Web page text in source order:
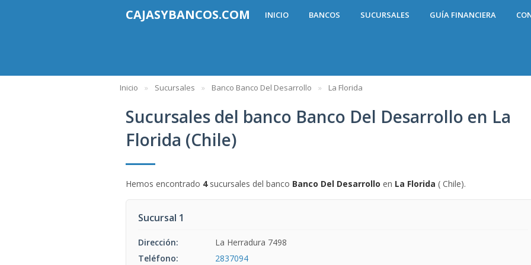
CAJASYBANCOS.COM INICIO BANCOS SUCURSALES GUÍA FINANCIERA
Inicio Sucursales Banco Banco Del Desarrollo La Florida
Sucursales del banco Banco Del Desarrollo en La
Florida (Chile)
Hemos encontrado 4 sucursales del banco Banco Del Desarrollo en La Florida ( Chile).
Sucursal 1
Dirección:
La Herradura 7498
Teléfono:
2837094